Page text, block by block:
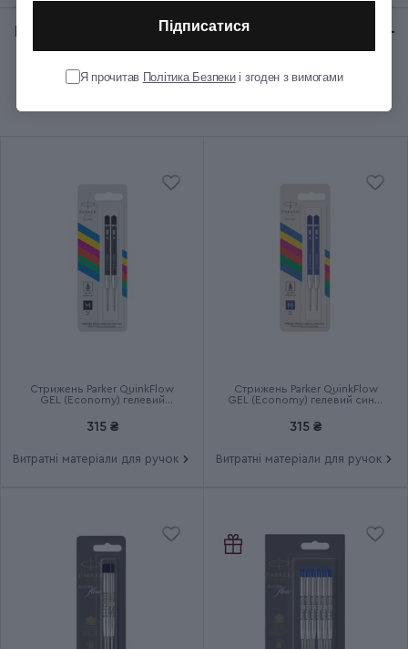
Діаметр (см)
Колір чорнила
Тип випуску товару Ексклюзивний
Відгуки:
Стрижень Parker QuinkFlow
GEL (Economy) гелевий
315 ₴
Витратні матеріали для ручок
Стрижень Parker QuinkFlow
GEL (Economy) гелевий синій
315 ₴
Витратні матеріали для ручок
Підписатися
Я прочитав Політика Безпекиі згоден з вимогами